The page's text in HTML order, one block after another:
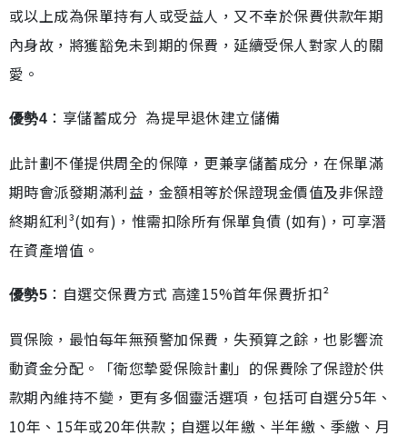
或以上成為保單持有人或受益人，又不幸於保費供款年期
內身故，將獲豁免未到期的保費，延續受保人對家人的關
愛。
優勢4 ：享儲蓄成分 為提早退休建立儲備
此計劃不僅提供周全的保障，更兼享儲蓄成分，在保單滿
期時會派發期滿利益，金額相等於保證現金價值及非保證
終期紅利³(如有)，惟需扣除所有保單負債 (如有)，可享潛
在資產增值。
優勢5 ：自選交保費方式 高達15%首年保費折扣²
買保險，最怕每年無預警加保費，失預算之餘，也影響流
動資金分配。「衛您摯愛保險計劃」的保費除了保證於供
款期內維持不變，更有多個靈活選項，包括可自選分5年、
10年、15年或20年供款；自選以年繳、半年繳、季繳、月